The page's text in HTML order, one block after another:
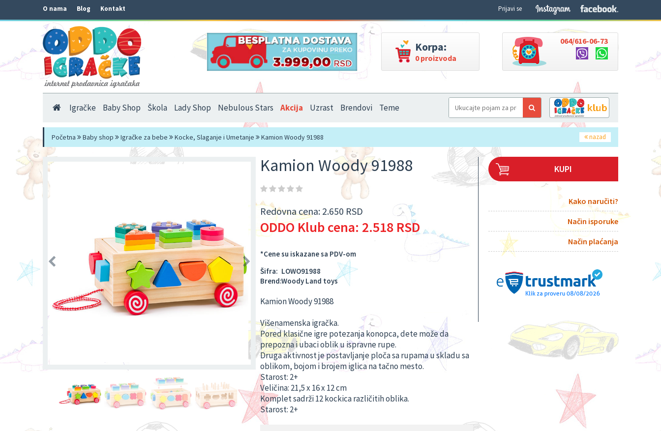
O nama Blog Kontakt Prijavi se
Korpa:
0 proizvoda
064/616-06-73
Igračke Baby Shop Škola Lady Shop Nebulous Stars Akcija Uzrast Brendovi Teme
Početna Baby shop Igračke za bebe Kocke, Slaganje i Umetanje Kamion Woody 91988 nazad
Kamion Woody 91988
Redovna cena: 2.650 RSD
ODDO Klub cena: 2.518 RSD
*Cene su iskazane sa PDV-om
Šifra: LOWO91988
Brend:Woody Land toys
Kamion Woody 91988
Višenamenska igračka.
Pored klasične igre potezanja konopca, dete može da
prepozna i ubaci oblik u ispravne rupe.
Druga aktivnost je postavljanje ploča sa rupama u skladu sa
oblikom, bojom i brojem iglica na tačno mesto.
Starost: 2+
Veličina: 21,5 x 16 x 12 cm
Komplet sadrži 12 kockica različitih oblika.
Starost: 2+
KUPI
Kako naručiti?
Način isporuke
Način plaćanja